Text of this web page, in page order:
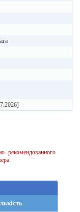
рекомендованного